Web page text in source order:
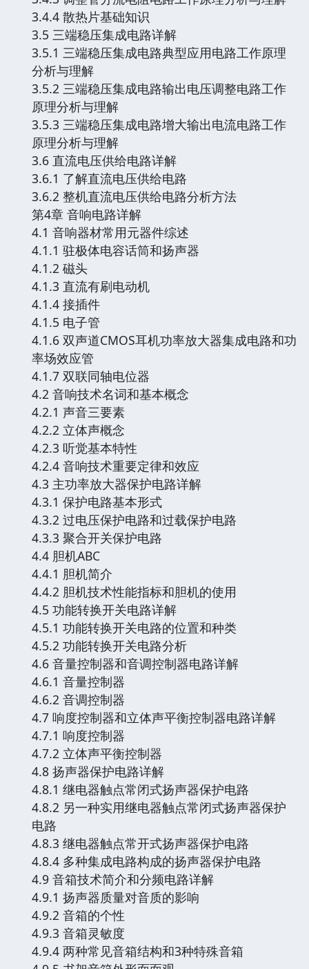
3.4.4 散热片基础知识
3.5 三端稳压集成电路详解
3.5.1 三端稳压集成电路典型应用电路工作原理
分析与理解
3.5.2 三端稳压集成电路输出电压调整电路工作
原理分析与理解
3.5.3 三端稳压集成电路增大输出电流电路工作
原理分析与理解
3.6 直流电压供给电路详解
3.6.1 了解直流电压供给电路
3.6.2 整机直流电压供给电路分析方法
第4章 音响电路详解
4.1 音响器材常用元器件综述
4.1.1 驻极体电容话筒和扬声器
4.1.2 磁头
4.1.3 直流有刷电动机
4.1.4 接插件
4.1.5 电子管
4.1.6 双声道CMOS耳机功率放大器集成电路和功
率场效应管
4.1.7 双联同轴电位器
4.2 音响技术名词和基本概念
4.2.1 声音三要素
4.2.2 立体声概念
4.2.3 听觉基本特性
4.2.4 音响技术重要定律和效应
4.3 主功率放大器保护电路详解
4.3.1 保护电路基本形式
4.3.2 过电压保护电路和过载保护电路
4.3.3 聚合开关保护电路
4.4 胆机ABC
4.4.1 胆机简介
4.4.2 胆机技术性能指标和胆机的使用
4.5 功能转换开关电路详解
4.5.1 功能转换开关电路的位置和种类
4.5.2 功能转换开关电路分析
4.6 音量控制器和音调控制器电路详解
4.6.1 音量控制器
4.6.2 音调控制器
4.7 响度控制器和立体声平衡控制器电路详解
4.7.1 响度控制器
4.7.2 立体声平衡控制器
4.8 扬声器保护电路详解
4.8.1 继电器触点常闭式扬声器保护电路
4.8.2 另一种实用继电器触点常闭式扬声器保护
电路
4.8.3 继电器触点常开式扬声器保护电路
4.8.4 多种集成电路构成的扬声器保护电路
4.9 音箱技术简介和分频电路详解
4.9.1 扬声器质量对音质的影响
4.9.2 音箱的个性
4.9.3 音箱灵敏度
4.9.4 两种常见音箱结构和3种特殊音箱